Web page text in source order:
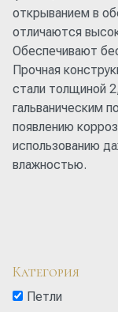
открыванием в
отличаются
Обеспечивают
Прочная
стали толщиной
гальваническим
появлению
использованию
влажностью.
Категория
Петли